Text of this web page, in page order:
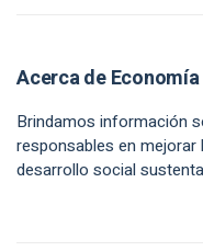
Acerca de
Brindamos información
responsables en mejorar
desarrollo social